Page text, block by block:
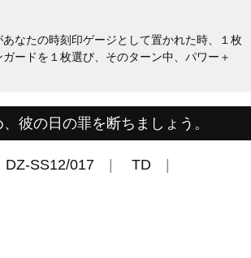
あなたの時刻印ゲージとして置かれた時、１枚
ードを１枚選び、そのターン中、パワー＋
彼の日の罪を断ちましょう。
DZ-SS12/017
TD